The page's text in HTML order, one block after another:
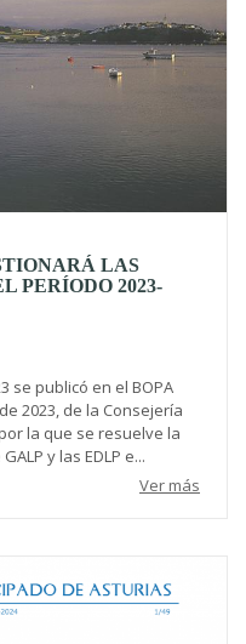
LAS
PERÍODO 2023-
se publicó en el BOPA
2023, de la Consejería
la que se resuelve la
y las EDLP e...
Ver más